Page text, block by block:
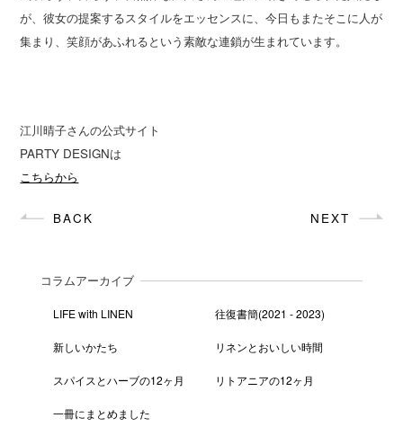
が、彼女の提案するスタイルをエッセンスに、今日もまたそこに人が
集まり、笑顔があふれるという素敵な連鎖が生まれています。
江川晴子さんの公式サイト
PARTY DESIGNは
こちらから
BACK NEXT
コラムアーカイブ
LIFE with LINEN 往復書簡(2021 - 2023)
新しいかたち リネンとおいしい時間
スパイスとハーブの12ヶ月 リトアニアの12ヶ月
一冊にまとめました